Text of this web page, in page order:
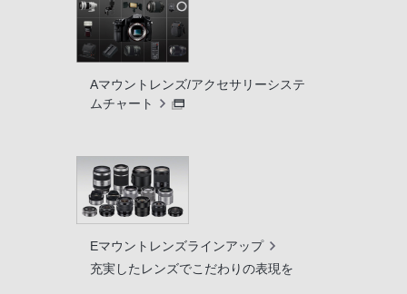
Aマウントレンズ/アクセサリーシステ
ムチャート
Eマウントレンズラインアップ
充実したレンズでこだわりの表現を